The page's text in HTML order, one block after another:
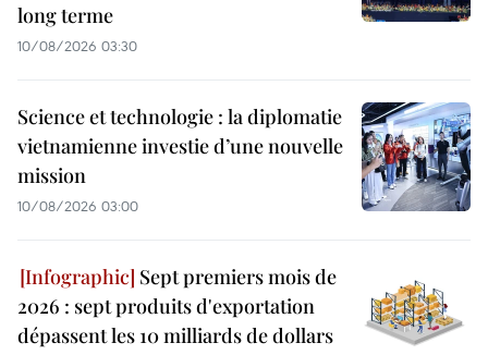
long terme
10/08/2026 03:30
Science et technologie : la diplomatie
vietnamienne investie d’une nouvelle
mission
10/08/2026 03:00
Sept premiers mois de
2026 : sept produits d'exportation
dépassent les 10 milliards de dollars